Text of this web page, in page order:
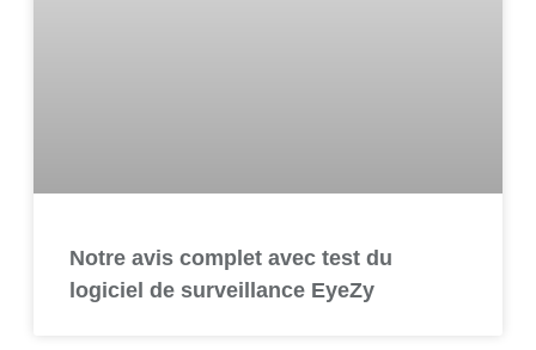
Notre avis complet avec test du
logiciel de surveillance EyeZy